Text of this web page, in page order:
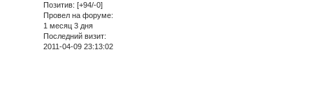
Позитив: [+94/-0]
Провел на форуме:
1 месяц 3 дня
Последний визит:
2011-04-09 23:13:02